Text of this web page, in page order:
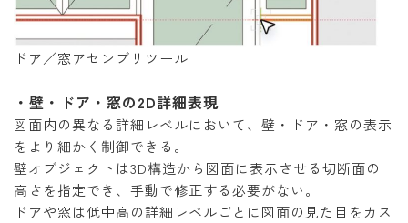
ドア／窓アセンブリツール
・壁・ドア・窓の2D詳細表現
図面内の異なる詳細レベルにおいて、壁・ドア・窓の表示
をより細かく制御できる。
壁オブジェクトは3D構造から図面に表示させる切断面の
高さを指定でき、手動で修正する必要がない。
ドアや窓は低中高の詳細レベルごとに図面の見た目をカス